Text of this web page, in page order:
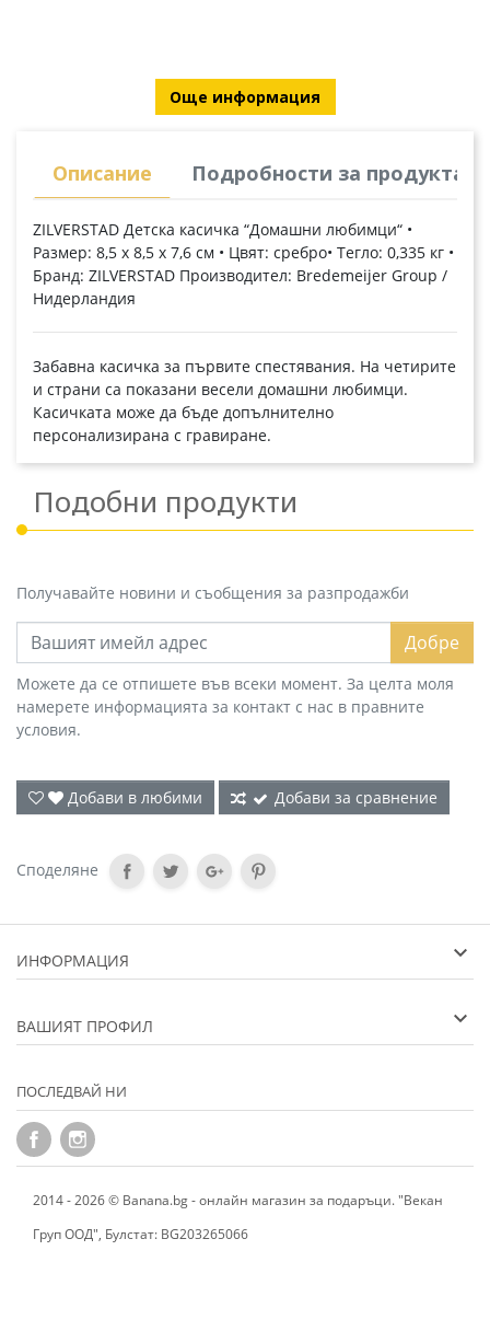
Още информация
Описание Подробности за продукта
ZILVERSTAD Детска касичка “Домашни любимци“ •
Размер: 8,5 x 8,5 x 7,6 см • Цвят: сребро• Тегло: 0,335 кг •
Бранд: ZILVERSTAD Производител: Bredemeijer Group /
Нидерландия
Забавна касичка за първите спестявания. На четирите
и страни са показани весели домашни любимци.
Касичката може да бъде допълнително
персонализирана с гравиране.
Подобни продукти
Получавайте новини и съобщения за разпродажби
Добре
Можете да се отпишете във всеки момент. За целта моля
намерете информацията за контакт с нас в правните
условия.
Добави в любими Добави за сравнение
Споделяне
ИНФОРМАЦИЯ
ВАШИЯТ ПРОФИЛ
ПОСЛЕДВАЙ НИ
2014 - 2026 © Banana.bg - онлайн магазин за подаръци. "Векан
Груп ООД", Булстат: BG203265066